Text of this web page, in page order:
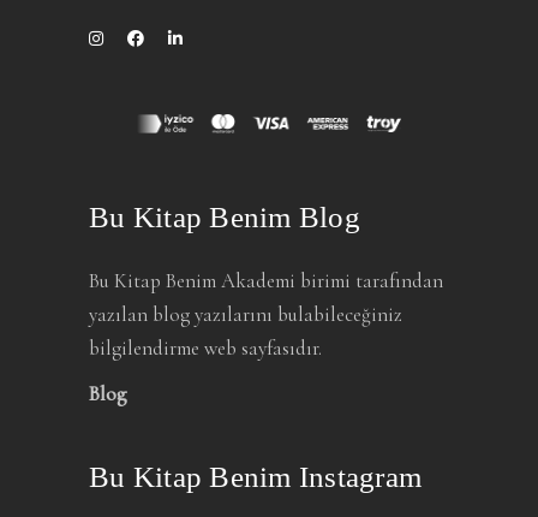
Bu Kitap Benim Blog
Bu Kitap Benim Akademi birimi tarafından
yazılan blog yazılarını bulabileceğiniz
bilgilendirme web sayfasıdır.
Blog
Bu Kitap Benim Instagram